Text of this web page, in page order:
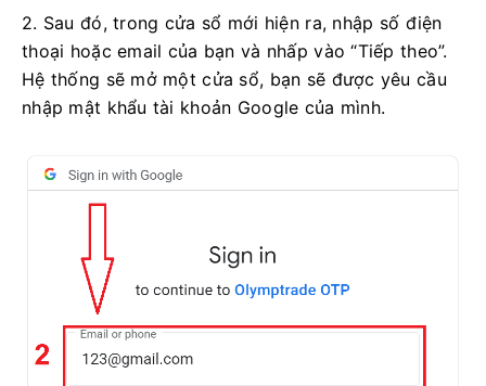
2. Sau đó, trong cửa sổ mới hiện ra, nhập số điện
thoại hoặc email của bạn và nhấp vào “Tiếp theo”.
Hệ thống sẽ mở một cửa sổ, bạn sẽ được yêu cầu
nhập mật khẩu tài khoản Google của mình.